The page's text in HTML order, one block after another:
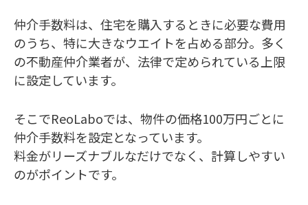
仲介手数料は、住宅を購入するときに必要な費用
のうち、特に大きなウエイトを占める部分。多く
の不動産仲介業者が、法律で定められている上限
に設定しています。
そこでReoLaboでは、物件の価格100万円ごとに
仲介手数料を設定となっています。
料金がリーズナブルなだけでなく、計算しやすい
のがポイントです。